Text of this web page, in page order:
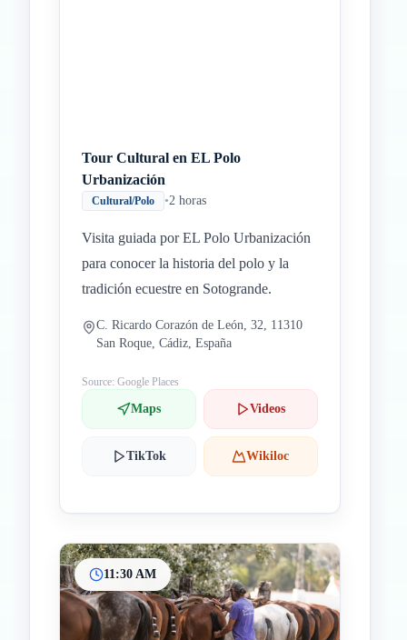
Tour Cultural en EL Polo
Urbanización
Cultural/Polo •2 horas
Visita guiada por EL Polo Urbanización
para conocer la historia del polo y la
tradición ecuestre en Sotogrande.
C. Ricardo Corazón de León, 32, 11310
San Roque, Cádiz, España
Source: Google Places
Maps Videos
TikTok Wikiloc
11:30 AM